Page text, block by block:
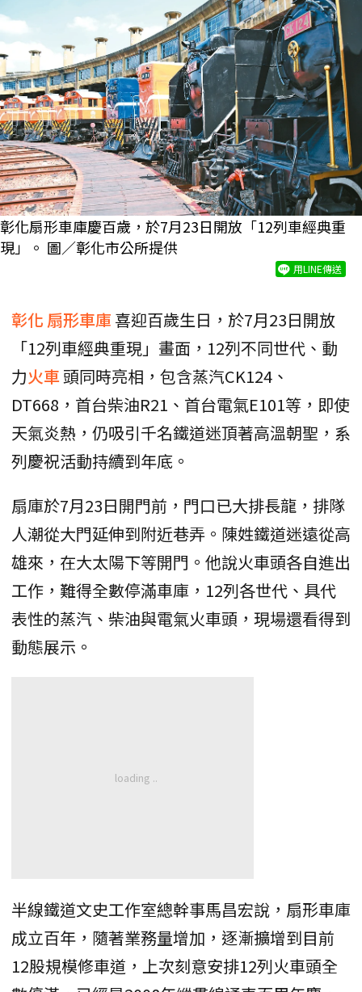
彰化扇形車庫慶百歲，於7月23日開放「12列車經典重
現」。 圖／彰化市公所提供
用LINE傳送
彰化 扇形車庫 喜迎百歲生日，於7月23日開放
「12列車經典重現」畫面，12列不同世代、動
力火車頭同時亮相，包含蒸汽CK124、
DT668，首台柴油R21、首台電氣E101等，即使
天氣炎熱，仍吸引千名鐵道迷頂著高溫朝聖，系
列慶祝活動持續到年底。
扇庫於7月23日開門前，門口已大排長龍，排隊
人潮從大門延伸到附近巷弄。陳姓鐵道迷遠從高
雄來，在大太陽下等開門。他說火車頭各自進出
工作，難得全數停滿車庫，12列各世代、具代
表性的蒸汽、柴油與電氣火車頭，現場還看得到
動態展示。
半線鐵道文史工作室總幹事馬昌宏說，扇形車庫
成立百年，隨著業務量增加，逐漸擴增到目前
12股規模修車道，上次刻意安排12列火車頭全